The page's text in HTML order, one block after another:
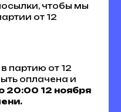
чтобы мы
от 12
партию от 12
оплачена и
20:00 12 ноября